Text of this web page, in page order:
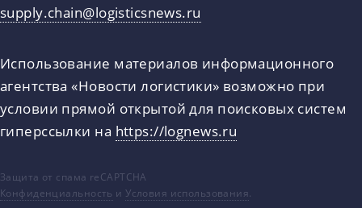
supply.chain@logisticsnews.ru
Использование материалов информационного
агентства «Новости логистики» возможно при
условии прямой открытой для поисковых систем
гиперссылки на https://lognews.ru
Защита от спама reCAPTCHA
Конфиденциальность иУсловия использования.